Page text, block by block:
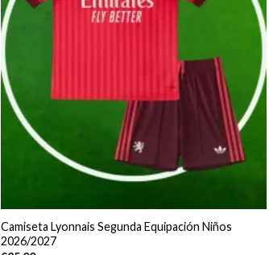
Camiseta Lyonnais Segunda Equipación Niños
2026/2027